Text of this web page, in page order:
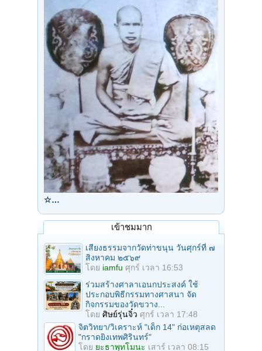
☆…
เข้าชมมาก
เสียงธรรมจากวัดท่าขนุน วันศุกร์ที่ ๗
สิงหาคม ๒๕๖๙
โดย iamfu ศุกร์ เวลา 16:53
ร่วมสร้างศาลาเอนกประสงค์ ใช้
ประกอบพิธีกรรมทางศาสนา จัด
กิจกรรมของวัดขวาง...
โดย ศิษย์รุ่นจิ๋ว ศุกร์ เวลา 17:48
จิตวิทยา/วิเคราะห์ "เด็ก 14" ก่อเหตุสลด
"กราดยิงเทพศิรินทร์"
โดย ยะธาพุทโมนะ เสาร์ เวลา 08:15